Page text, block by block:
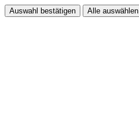
Auswahl bestätigen Alle auswählen